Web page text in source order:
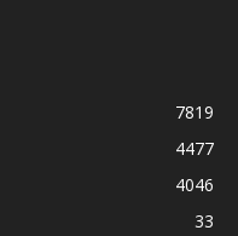
7819
4477
4046
33